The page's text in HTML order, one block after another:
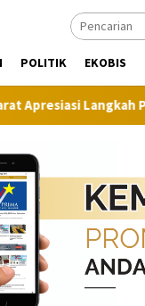
POLITIK EKOBIS
Dinas Perkim